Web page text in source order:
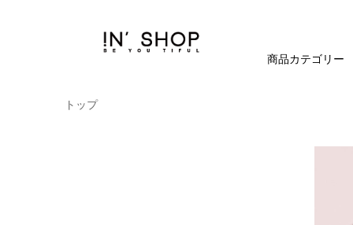
商品カテゴリー
トップ